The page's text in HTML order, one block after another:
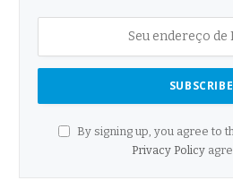
By signing up, you agree to
Privacy Policy